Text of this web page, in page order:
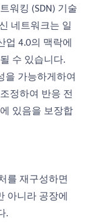
워킹 (SDN) 기술
네트워크는 일
업 4.0의 맥락에
수 있습니다.
을 가능하게하여
정하여 반응 전
있음을 보장합
를 재구성하면
아니라 공장에
.